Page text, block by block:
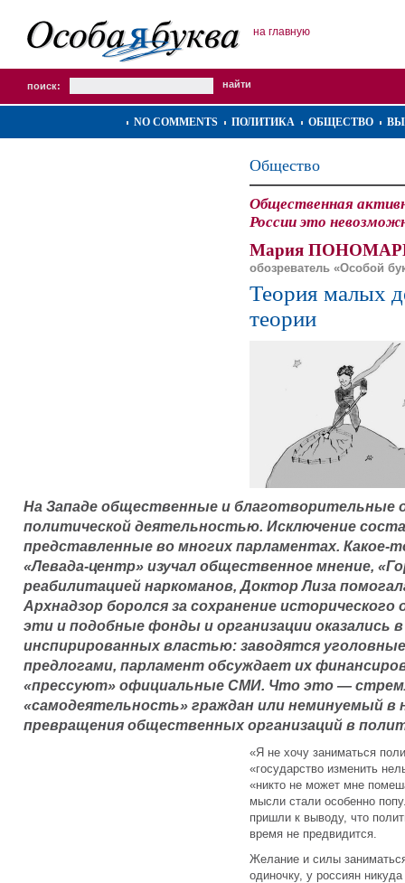
на главную
поиск:
NO COMMENTS ПОЛИТИКА ОБЩЕСТВО
Общество
Общественная
России это
Мария
обозреватель «Особой
Теория малых
теории
На Западе общественные и благотворительные
политической деятельностью. Исключение
представленные во многих парламентах. Какое-
«Левада-центр» изучал общественное мнение,
реабилитацией наркоманов, Доктор Лиза
Архнадзор боролся за сохранение
эти и подобные фонды и организации оказались
инспирированных властью: заводятся уголовные
предлогами, парламент обсуждает их
«прессуют» официальные СМИ. Что это —
«самодеятельность» граждан или неминуемый в
превращения общественных организаций в
«Я не хочу заниматься
«государство изменить
«никто не может мне
мысли стали особенно
пришли к выводу, что
время не предвидится.
Желание и силы
одиночку, у россиян